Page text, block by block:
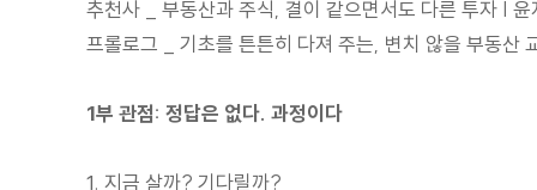
추천사 _ 부동산과 주식, 결이 같으면서도 다른 투자 | 윤
프롤로그 _ 기초를 튼튼히 다져 주는, 변치 않을 부동산
1부 관점: 정답은 없다. 과정이다
1. 지금 살까? 기다릴까?